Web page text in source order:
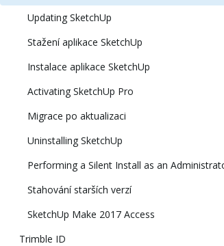
Updating SketchUp
Stažení aplikace SketchUp
Instalace aplikace SketchUp
Activating SketchUp Pro
Migrace po aktualizaci
Uninstalling SketchUp
Performing a Silent Install as an
Stahování starších verzí
SketchUp Make 2017 Access
Trimble ID